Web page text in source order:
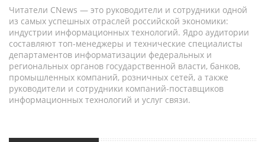
Читатели CNews — это руководители и сотрудники одной
из самых успешных отраслей российской экономики:
индустрии информационных технологий. Ядро аудитории
составляют топ-менеджеры и технические специалисты
департаментов информатизации федеральных и
региональных органов государственной власти, банков,
промышленных компаний, розничных сетей, а также
руководители и сотрудники компаний-поставщиков
информационных технологий и услуг связи.